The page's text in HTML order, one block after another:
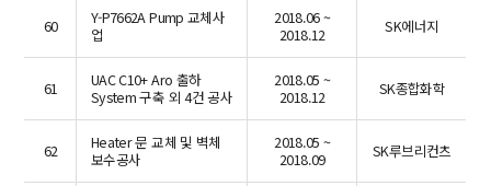
60
Y-P7662A Pump 교체사
업
2018.06 ~
2018.12
SK에너지
61
UAC C10+ Aro 출하
System 구축 외 4건 공사
2018.05 ~
2018.12
SK종합화학
62
Heater 문 교체 및 벽체
보수공사
2018.05 ~
2018.09
SK루브리컨츠